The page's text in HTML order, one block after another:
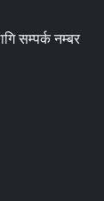
सम्पर्क नम्बर